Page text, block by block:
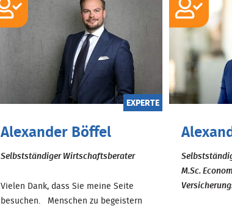
EXPERTE
Alexander Böffel
Selbstständiger Wirtschaftsberater
Vielen Dank, dass Sie meine Seite
besuchen. Menschen zu begeistern
M.Sc.